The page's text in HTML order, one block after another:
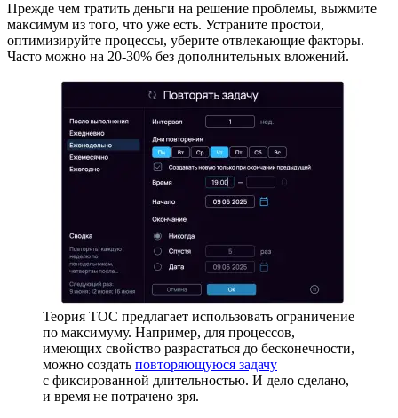
Прежде чем тратить деньги на решение проблемы, выжмите
максимум из того, что уже есть. Устраните простои,
оптимизируйте процессы, уберите отвлекающие факторы.
Часто можно на 20-30% без дополнительных вложений.
Теория ТОС предлагает использовать ограничение
по максимуму. Например, для процессов,
имеющих свойство разрастаться до бесконечности,
можно создать повторяющуюся задачу
с фиксированной длительностью. И дело сделано,
и время не потрачено зря.